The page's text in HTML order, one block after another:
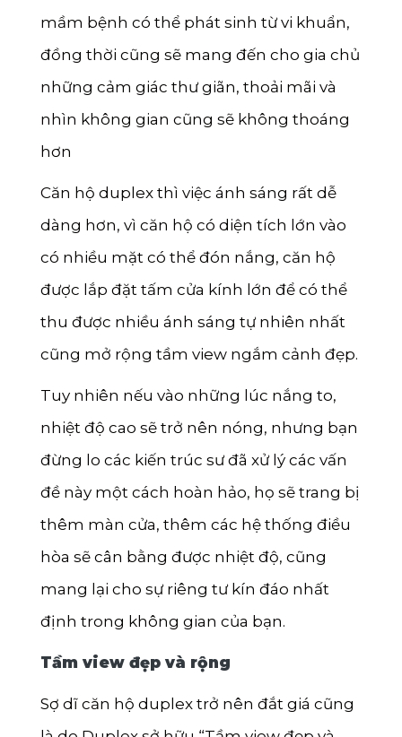
mầm bệnh có thể phát sinh từ vi khuẩn,
đồng thời cũng sẽ mang đến cho gia chủ
những cảm giác thư giãn, thoải mãi và
nhìn không gian cũng sẽ không thoáng
hơn
Căn hộ duplex thì việc ánh sáng rất dễ
dàng hơn, vì căn hộ có diện tích lớn vào
có nhiều mặt có thể đón nắng, căn hộ
được lắp đặt tấm cửa kính lớn để có thể
thu được nhiều ánh sáng tự nhiên nhất
cũng mở rộng tầm view ngắm cảnh đẹp.
Tuy nhiên nếu vào những lúc nắng to,
nhiệt độ cao sẽ trở nên nóng, nhưng bạn
đừng lo các kiến trúc sư đã xử lý các vấn
đề này một cách hoàn hảo, họ sẽ trang bị
thêm màn cửa, thêm các hệ thống điều
hòa sẽ cân bằng được nhiệt độ, cũng
mang lại cho sự riêng tư kín đáo nhất
định trong không gian của bạn.
Tầm view đẹp và rộng
Sợ dĩ căn hộ duplex trở nên đắt giá cũng